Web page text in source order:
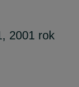
2001 rok